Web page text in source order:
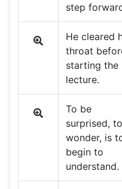
step
He cleared
throat
starting the
lecture.
To be
surprised, to
wonder, is
begin to
understand.